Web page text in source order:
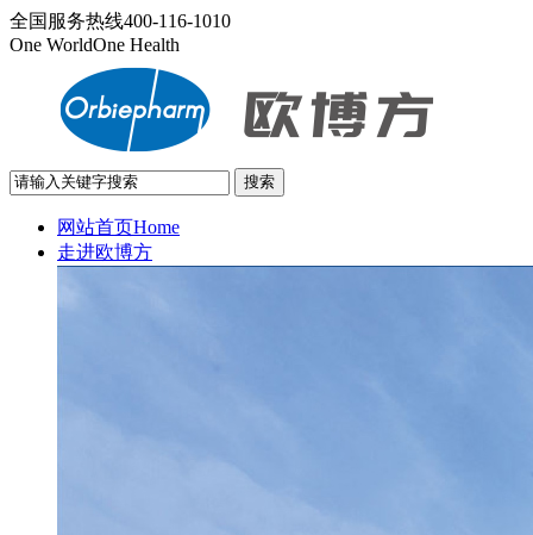
全国服务热线400-116-1010
One WorldOne Health
网站首页Home
走进欧博方